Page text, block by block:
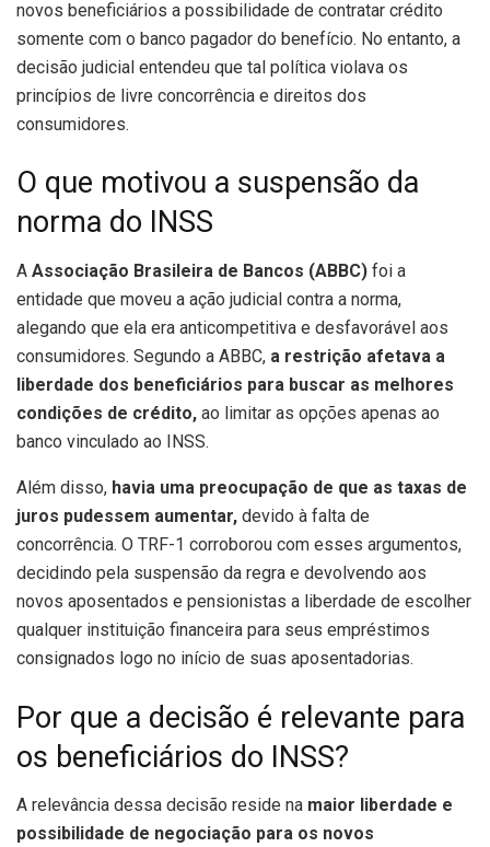
novos beneficiários a possibilidade de contratar crédito
somente com o banco pagador do benefício. No entanto, a
decisão judicial entendeu que tal política violava os
princípios de livre concorrência e direitos dos
consumidores.
O que motivou a suspensão da
norma do INSS
A Associação Brasileira de Bancos (ABBC) foi a
entidade que moveu a ação judicial contra a norma,
alegando que ela era anticompetitiva e desfavorável aos
consumidores. Segundo a ABBC, a restrição afetava a
liberdade dos beneficiários para buscar as melhores
condições de crédito, ao limitar as opções apenas ao
banco vinculado ao INSS.
Além disso, havia uma preocupação de que as taxas de
juros pudessem aumentar, devido à falta de
concorrência. O TRF-1 corroborou com esses argumentos,
decidindo pela suspensão da regra e devolvendo aos
novos aposentados e pensionistas a liberdade de escolher
qualquer instituição financeira para seus empréstimos
consignados logo no início de suas aposentadorias.
Por que a decisão é relevante para
os beneficiários do INSS?
A relevância dessa decisão reside na maior liberdade e
possibilidade de negociação para os novos